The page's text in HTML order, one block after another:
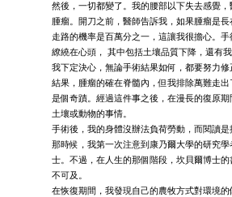
然後，一切都變了。我的腰部以下失去感覺
腫瘤。開刀之前，醫師告訴我，如果腫瘤是
走路的機率是百萬分之一，這讓我很擔心。
繚繞在心頭， 其中包括土壤品質下降，還有我
我下定決心，無論手術結果如何，都要努力修
結果，腫瘤的確在脊髓內，但我排除萬難走
是個奇蹟。經過這件事之後，在漫長的復原
土壤或動物的事情。
手術後，我的身體沒辦法負荷勞動，而閱讀是
那時候，我第一次注意到康乃爾大學的研究
士。不過，在人生的那個階段，坎貝爾博士
不可及。
在恢復期間，我發現自己的農牧方式對環境